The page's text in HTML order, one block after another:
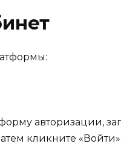
авторизации,
кликните «Войти».